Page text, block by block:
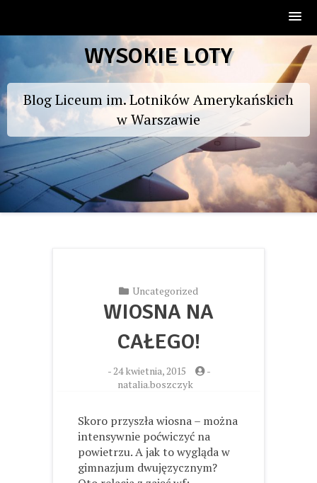
to
WYSOKIE LOTY
Blog Liceum im. Lotników Amerykańskich
w Warszawie
Uncategorized
WIOSNA NA
CAŁEGO!
-24 kwietnia, 2015
-
natalia.boszczyk
Skoro przyszła wiosna – można
intensywnie poćwiczyć na
powietrzu. A jak to wygląda w
gimnazjum dwujęzycznym?